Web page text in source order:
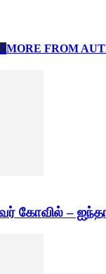
MORE FROM
கோவில் – ஐந்தாம்